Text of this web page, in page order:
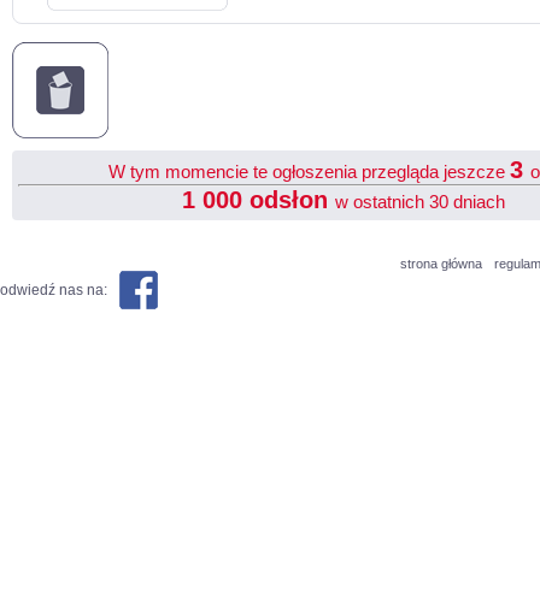
W tym momencie te ogłoszenia przegląda jeszcze 3
1 000 odsłon w ostatnich 30 dniach
strona główna
odwiedź nas na: